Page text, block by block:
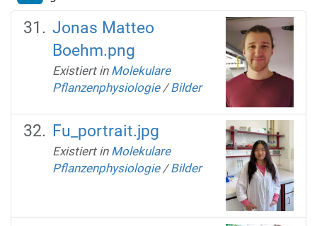
Jonas Matteo
Boehm.png
Existiert in Molekulare
Pflanzenphysiologie /Bilder
Fu_portrait.jpg
Existiert in Molekulare
Pflanzenphysiologie /Bilder